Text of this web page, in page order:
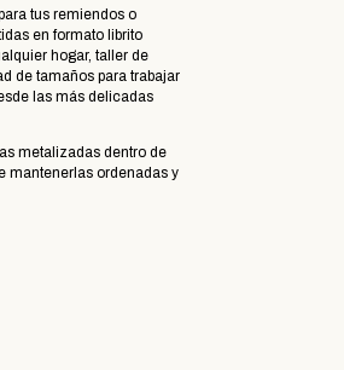
tus remiendos o
en formato librito
hogar, taller de
de tamaños para trabajar
las más delicadas
metalizadas dentro de
mantenerlas ordenadas y